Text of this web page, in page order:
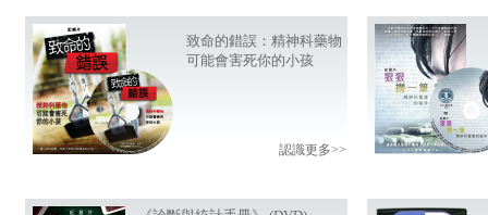
致命的錯誤：精神科藥物
可能會害死你的小孩
認識更多>>